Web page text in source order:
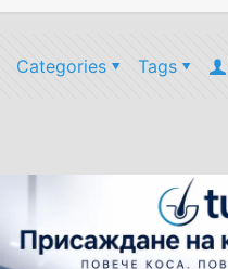
Categories Tags